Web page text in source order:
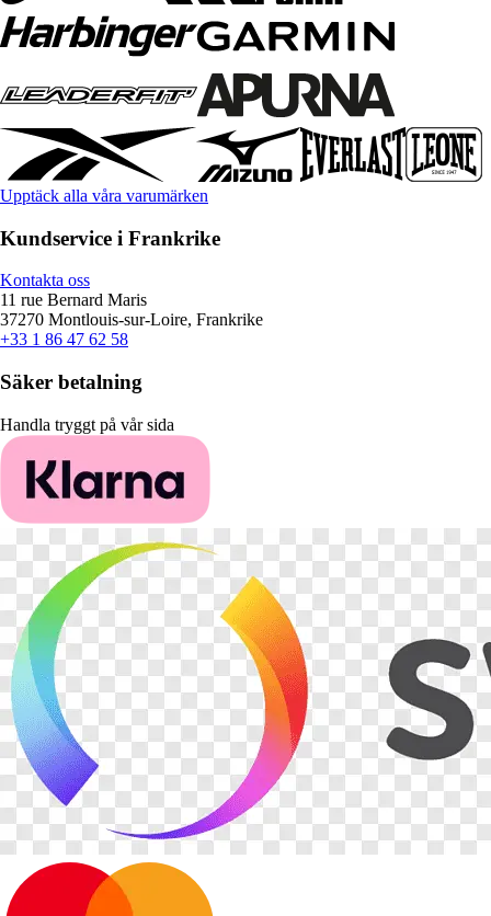
Upptäck alla våra varumärken
Kundservice i Frankrike
Kontakta oss
11 rue Bernard Maris
37270 Montlouis-sur-Loire, Frankrike
+33 1 86 47 62 58
Säker betalning
Handla tryggt på vår sida